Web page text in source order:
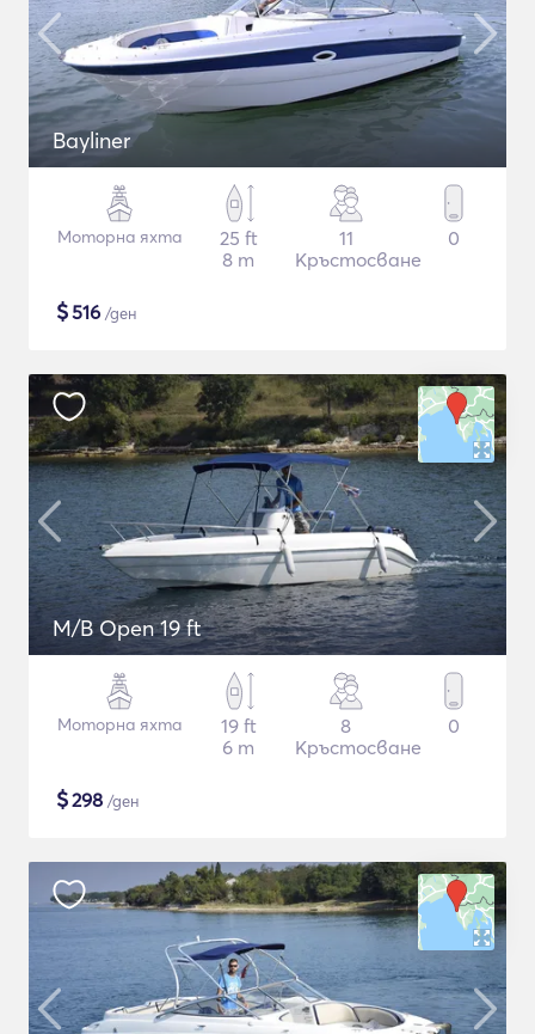
Bayliner
Моторна яхта
25 ft
8 m
11
Кръстосване
0
$516 /ден
M/B Open 19 ft
Моторна яхта
19 ft
6 m
8
Кръстосване
0
$298 /ден